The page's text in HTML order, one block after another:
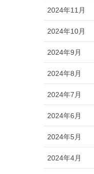
2024年11月
2024年10月
2024年9月
2024年8月
2024年7月
2024年6月
2024年5月
2024年4月